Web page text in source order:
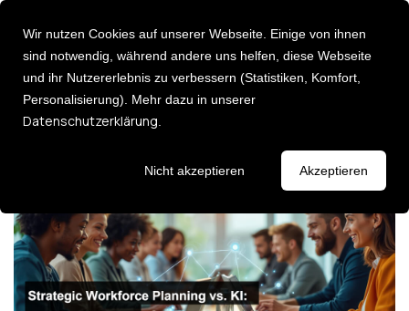
Consulting Services
AI Impact Modelling
Change Management
Entdecken
Leadership
Über uns
Deutsch [DE]
English [EN]
Strategic Workforce Planning vs. KI:
Was ersetzt was?
Wir nutzen Cookies auf unserer Webseite. Einige von ihnen
sind notwendig, während andere uns helfen, diese Webseite
und ihr Nutzererlebnis zu verbessern (Statistiken, Komfort,
Personalisierung). Mehr dazu in unserer
Datenschutzerklärung
Nicht akzeptieren Akzeptieren